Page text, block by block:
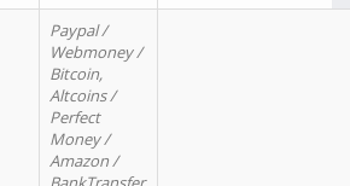
Paypal /
Webmoney /
Bitcoin,
Altcoins /
Perfect
Money /
Amazon /